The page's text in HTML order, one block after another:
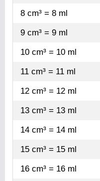
8 cm³ = 8 ml
9 cm³ = 9 ml
10 cm³ = 10 ml
11 cm³ = 11 ml
12 cm³ = 12 ml
13 cm³ = 13 ml
14 cm³ = 14 ml
15 cm³ = 15 ml
16 cm³ = 16 ml